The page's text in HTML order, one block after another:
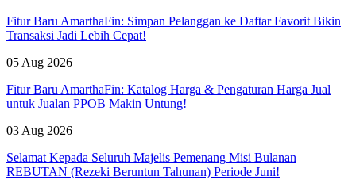
Fitur Baru AmarthaFin: Simpan Pelanggan ke Daftar Favorit Bikin
Transaksi Jadi Lebih Cepat!
05 Aug 2026
Fitur Baru AmarthaFin: Katalog Harga & Pengaturan Harga Jual
untuk Jualan PPOB Makin Untung!
03 Aug 2026
Selamat Kepada Seluruh Majelis Pemenang Misi Bulanan
REBUTAN (Rezeki Beruntun Tahunan) Periode Juni!